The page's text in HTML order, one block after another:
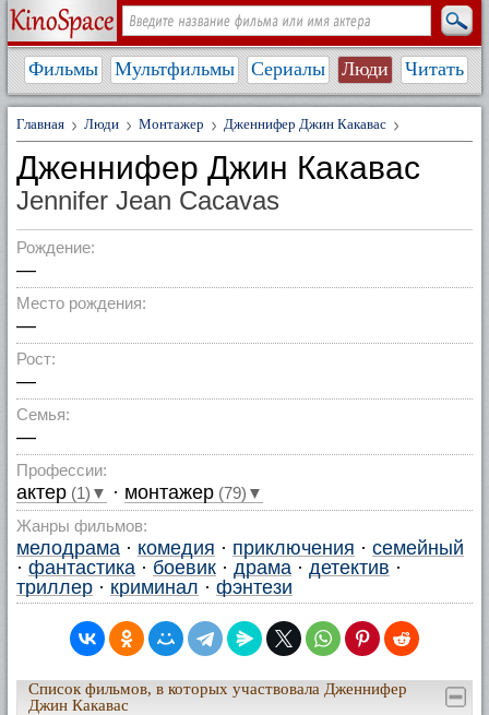
Фильмы Мультфильмы Сериалы Люди Читать
Главная Люди Монтажер Дженнифер Джин Какавас
Дженнифер Джин Какавас
Jennifer Jean Cacavas
Рождение:
—
Место рождения:
—
Рост:
—
Семья:
—
Профессии:
актер (1)▼ · монтажер (79)▼
Жанры фильмов:
мелодрама · комедия · приключения · семейный
· фантастика · боевик · драма · детектив ·
триллер · криминал · фэнтези
Список фильмов, в которых участвовала Дженнифер
Джин Какавас